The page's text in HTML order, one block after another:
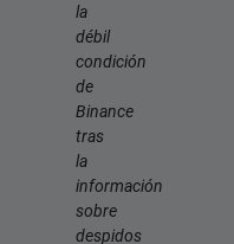
la
débil
condición
de
Binance
tras
la
información
sobre
despidos